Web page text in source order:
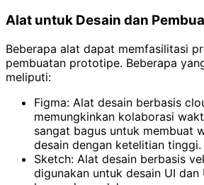
Alat untuk Desain dan
Beberapa alat dapat memfasilitasi
pembuatan prototipe. Beberapa
meliputi:
Figma: Alat desain berbasis
memungkinkan kolaborasi
sangat bagus untuk membuat
desain dengan ketelitian tinggi.
Sketch: Alat desain berbasis
digunakan untuk desain UI dan